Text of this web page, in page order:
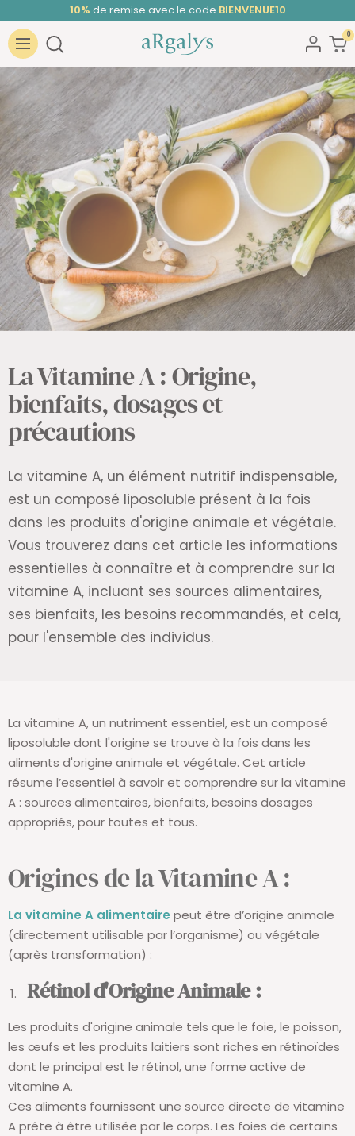
au
contenu
10% de remise avec le code BIENVENUE10
Navigation
ARGALYS 0
La Vitamine A : Origine,
bienfaits, dosages et
précautions
La vitamine A, un élément nutritif indispensable,
est un composé liposoluble présent à la fois
dans les produits d'origine animale et végétale.
Vous trouverez dans cet article les informations
essentielles à connaître et à comprendre sur la
vitamine A, incluant ses sources alimentaires,
ses bienfaits, les besoins recommandés, et cela,
pour l'ensemble des individus.
La vitamine A, un nutriment essentiel, est un composé
liposoluble dont l'origine se trouve à la fois dans les
aliments d'origine animale et végétale. Cet article
résume l’essentiel à savoir et comprendre sur la vitamine
A : sources alimentaires, bienfaits, besoins dosages
appropriés, pour toutes et tous.
Origines de la Vitamine A :
La vitamine A alimentaire peut être d’origine animale
(directement utilisable par l’organisme) ou végétale
(après transformation) :
Rétinol d'Origine Animale :
Les produits d'origine animale tels que le foie, le poisson,
les œufs et les produits laitiers sont riches en rétinoïdes
dont le principal est le rétinol, une forme active de
vitamine A.
Ces aliments fournissent une source directe de vitamine
A prête à être utilisée par le corps. Les foies de certains